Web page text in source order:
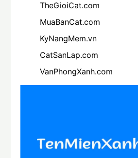
TheGioiCat.com
MuaBanCat.com
KyNangMem.vn
CatSanLap.com
VanPhongXanh.com